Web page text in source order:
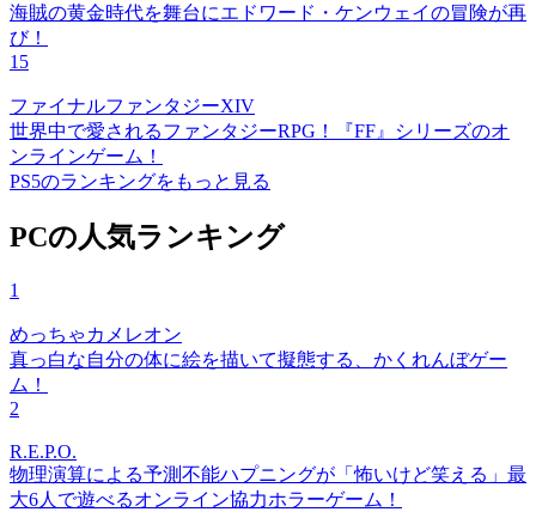
海賊の黄金時代を舞台にエドワード・ケンウェイの冒険が再
び！
15
ファイナルファンタジーXIV
世界中で愛されるファンタジーRPG！『FF』シリーズのオ
ンラインゲーム！
PS5のランキングをもっと見る
PCの人気ランキング
1
めっちゃカメレオン
真っ白な自分の体に絵を描いて擬態する、かくれんぼゲー
ム！
2
R.E.P.O.
物理演算による予測不能ハプニングが「怖いけど笑える」最
大6人で遊べるオンライン協力ホラーゲーム！